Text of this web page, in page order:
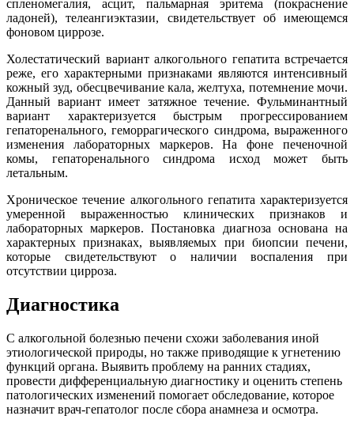
спленомегалия, асцит, пальмарная эритема (покраснение
ладоней), телеангиэктазии, свидетельствует об имеющемся
фоновом циррозе.
Холестатический вариант алкогольного гепатита встречается
реже, его характерными признаками являются интенсивный
кожный зуд, обесцвечивание кала, желтуха, потемнение мочи.
Данный вариант имеет затяжное течение. Фульминантный
вариант характеризуется быстрым прогрессированием
гепаторенального, геморрагического синдрома, выраженного
изменения лабораторных маркеров. На фоне печеночной
комы, гепаторенального синдрома исход может быть
летальным.
Хроническое течение алкогольного гепатита характеризуется
умеренной выраженностью клинических признаков и
лабораторных маркеров. Постановка диагноза основана на
характерных признаках, выявляемых при биопсии печени,
которые свидетельствуют о наличии воспаления при
отсутствии цирроза.
Диагностика
С алкогольной болезнью печени схожи заболевания иной
этиологической природы, но также приводящие к угнетению
функций органа. Выявить проблему на ранних стадиях,
провести дифференциальную диагностику и оценить степень
патологических изменений помогает обследование, которое
назначит врач-гепатолог после сбора анамнеза и осмотра.